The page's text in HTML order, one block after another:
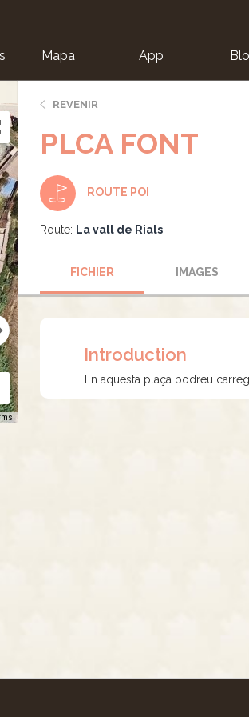
Mapa App
REVENIR
PLCA FONT
ROUTE POI
Route: La vall de Rials
FICHIER IMAGES
Introduction
En aquesta plaça podreu